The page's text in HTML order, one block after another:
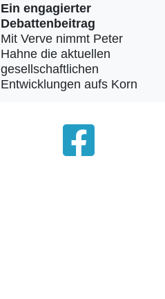
Ein engagierter
Debattenbeitrag
Mit Verve nimmt Peter
Hahne die aktuellen
gesellschaftlichen
Entwicklungen aufs Korn